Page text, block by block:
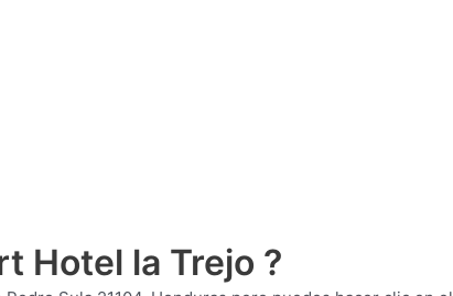
Hotel la Trejo ?